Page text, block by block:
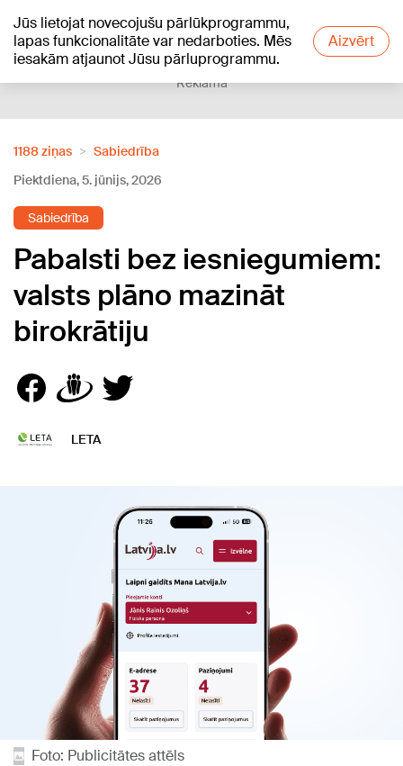
Jūs lietojat novecojušu pārlūkprogrammu,
lapas funkcionalitāte var nedarboties. Mēs
iesakām atjaunot Jūsu pārluprogrammu.
Aizvērt
+18°C
Reklāma
1188 ziņas
Sabiedrība
Piektdiena, 5. jūnijs, 2026
Sabiedrība
Pabalsti bez iesniegumiem:
valsts plāno mazināt
birokrātiju
LETA
Foto: Publicitātes attēls